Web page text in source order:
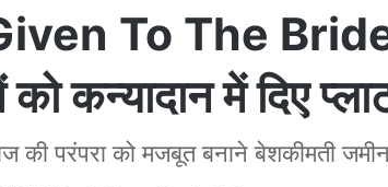
To The Bride:
कन्यादान में दिए
की परंपरा को मजबूत बनाने बेशकीमती